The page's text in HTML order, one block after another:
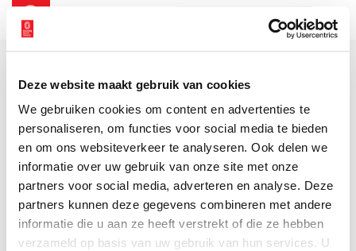
Deze website maakt gebruik van cookies
We gebruiken cookies om content en advertenties te
personaliseren, om functies voor social media te bieden
en om ons websiteverkeer te analyseren. Ook delen we
informatie over uw gebruik van onze site met onze
partners voor social media, adverteren en analyse. Deze
partners kunnen deze gegevens combineren met andere
informatie die u aan ze heeft verstrekt of die ze hebben
verzameld op basis van uw gebruik van hun services. U